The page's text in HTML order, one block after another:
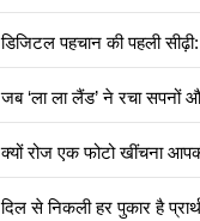
डिजिटल पहचान की पहली
जब ‘ला ला लैंड’ ने रचा सपनों
क्यों रोज एक फोटो खींचना
दिल से निकली हर पुकार है